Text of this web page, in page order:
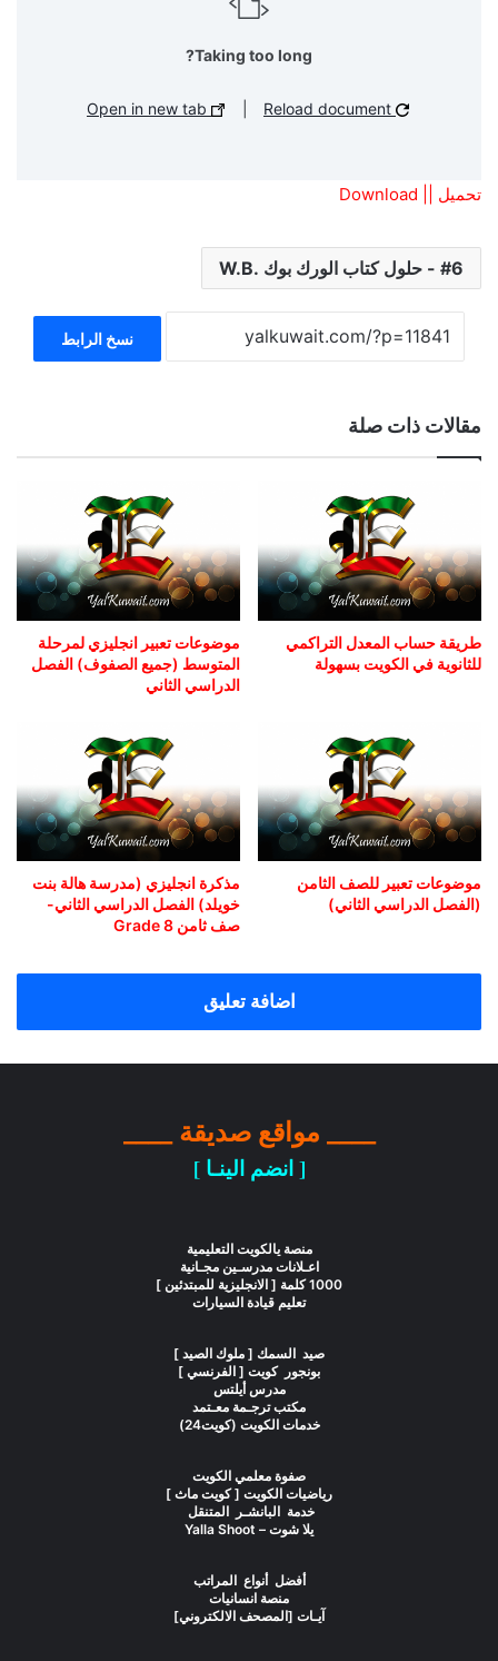
Taking too long?
تحميل || Download
6 - حلول كتاب الورك بوك .W.B
نسخ الرابط
مقالات ذات صلة
طريقة حساب المعدل التراكمي
للثانوية في الكويت بسهولة
موضوعات تعبير انجليزي لمرحلة
المتوسط (جميع الصفوف) الفصل
الدراسي الثاني
موضوعات تعبير للصف الثامن
(الفصل الدراسي الثاني)
مذكرة انجليزي (مدرسة هالة بنت
خويلد) الفصل الدراسي الثاني-
صف ثامن Grade 8
اضافة تعليق
____ مواقع صديقة ____
[ انضم الينـا ]
منصة يالكويت التعليمية
اعـلانات مدرسـين مجـانية
1000 كلمة [ الانجليزية للمبتدئين ]
تعليم قيادة السيارات
صيد السمك [ ملوك الصيد ]
بونجور كويت [ الفرنسي ]
مدرس أيلتس
مكتب ترجـمة معـتمد
خدمات الكويت (كويت24)
صفوة معلمي الكويت
رياضيات الكويت [ كويت ماث ]
خدمة البانشـر المتنقل
يلا شوت – Yalla Shoot
أفضل أنواع المراتب
منصة انسانيات
آيـات [المصحف الالكتروني]